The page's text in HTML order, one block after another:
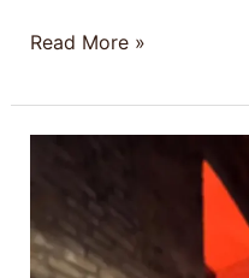
Read More »
pasākumu
kaste: